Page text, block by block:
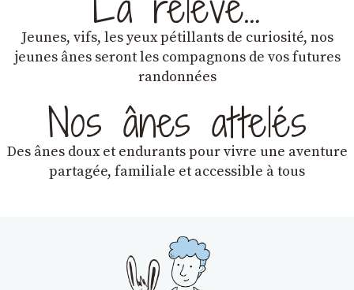
Jeunes, vifs, les yeux pétillants de curiosité, nos
jeunes ânes seront les compagnons de vos futures
randonnées
Nos ânes attelés
Des ânes doux et endurantspour vivre une aventure
partagée, familiale et accessible à tous